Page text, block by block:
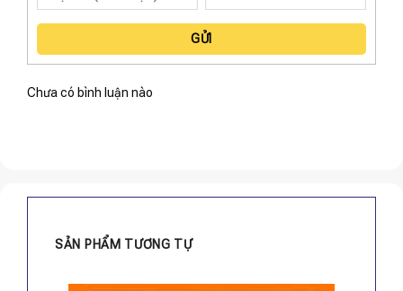
GỬI
Chưa có bình luận nào
SẢN PHẨM TƯƠNG TỰ